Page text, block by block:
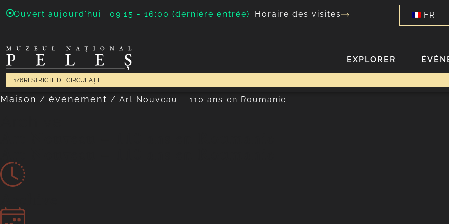
Ouvert aujourd'hui : 09:15 - 16:00 (dernière entrée) Horaire des visites FR
EXPLORER
1/6 RESTRICȚII DE CIRCULAȚIE
Maison / événement / Art Nouveau – 110 ans en Roumanie